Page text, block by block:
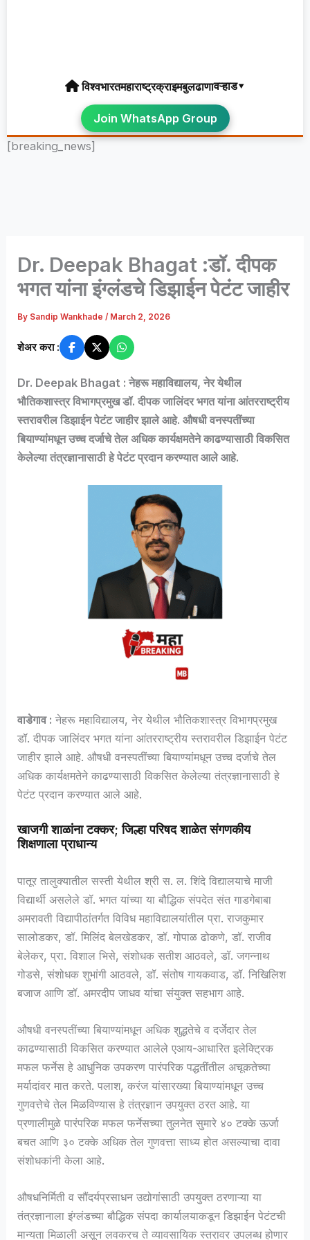
विश्वभारतमहाराष्ट्रक्राइमबुलढाणावऱ्हाड▾
Join WhatsApp Group
[breaking_news]
Dr. Deepak Bhagat :डॉ. दीपक
भगत यांना इंग्लंडचे डिझाईन पेटंट जाहीर
By Sandip Wankhade/ March 2, 2026
शेअर करा :
Dr. Deepak Bhagat : नेहरू महाविद्यालय, नेर येथील
भौतिकशास्त्र विभागप्रमुख डॉ. दीपक जालिंदर भगत यांना आंतरराष्ट्रीय
स्तरावरील डिझाईन पेटंट जाहीर झाले आहे. औषधी वनस्पतींच्या
बियाण्यांमधून उच्च दर्जाचे तेल अधिक कार्यक्षमतेने काढण्यासाठी विकसित
केलेल्या तंत्रज्ञानासाठी हे पेटंट प्रदान करण्यात आले आहे.
वाडेगाव : नेहरू महाविद्यालय, नेर येथील भौतिकशास्त्र विभागप्रमुख
डॉ. दीपक जालिंदर भगत यांना आंतरराष्ट्रीय स्तरावरील डिझाईन पेटंट
जाहीर झाले आहे. औषधी वनस्पतींच्या बियाण्यांमधून उच्च दर्जाचे तेल
अधिक कार्यक्षमतेने काढण्यासाठी विकसित केलेल्या तंत्रज्ञानासाठी हे
पेटंट प्रदान करण्यात आले आहे.
खाजगी शाळांना टक्कर; जिल्हा परिषद शाळेत संगणकीय
शिक्षणाला प्राधान्य
पातूर तालुक्यातील सस्ती येथील श्री स. ल. शिंदे विद्यालयाचे माजी
विद्यार्थी असलेले डॉ. भगत यांच्या या बौद्धिक संपदेत संत गाडगेबाबा
अमरावती विद्यापीठांतर्गत विविध महाविद्यालयांतील प्रा. राजकुमार
सालोडकर, डॉ. मिलिंद बेलखेडकर, डॉ. गोपाळ ढोकणे, डॉ. राजीव
बेलेकर, प्रा. विशाल भिसे, संशोधक सतीश आठवले, डॉ. जगन्नाथ
गोडसे, संशोधक शुभांगी आठवले, डॉ. संतोष गायकवाड, डॉ. निखिलिश
बजाज आणि डॉ. अमरदीप जाधव यांचा संयुक्त सहभाग आहे.
औषधी वनस्पतींच्या बियाण्यांमधून अधिक शुद्धतेचे व दर्जेदार तेल
काढण्यासाठी विकसित करण्यात आलेले एआय-आधारित इलेक्ट्रिक
मफल फर्नेस हे आधुनिक उपकरण पारंपरिक पद्धतींतील अचूकतेच्या
मर्यादांवर मात करते. पलाश, करंज यांसारख्या बियाण्यांमधून उच्च
गुणवत्तेचे तेल मिळविण्यास हे तंत्रज्ञान उपयुक्त ठरत आहे. या
प्रणालीमुळे पारंपरिक मफल फर्नेसच्या तुलनेत सुमारे ४० टक्के ऊर्जा
बचत आणि ३० टक्के अधिक तेल गुणवत्ता साध्य होत असल्याचा दावा
संशोधकांनी केला आहे.
औषधनिर्मिती व सौंदर्यप्रसाधन उद्योगांसाठी उपयुक्त ठरणाऱ्या या
तंत्रज्ञानाला इंग्लंडच्या बौद्धिक संपदा कार्यालयाकडून डिझाईन पेटंटची
मान्यता मिळाली असून लवकरच ते व्यावसायिक स्तरावर उपलब्ध होणार